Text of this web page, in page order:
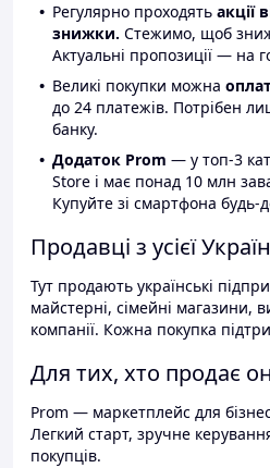
Регулярно проходять акції
знижки. Стежимо, щоб
Актуальні пропозиції — на
Великі покупки можна
до 24 платежів. Потрібен
банку.
Додаток Prom — у топ-3
Store і має понад 10 млн
Купуйте зі смартфона будь-
Продавці з усієї
Тут продають українські
майстерні, сімейні магазини,
компанії. Кожна покупка
Для тих, хто продає
Prom — маркетплейс для
Легкий старт, зручне
покупців.